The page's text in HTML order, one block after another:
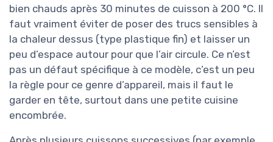
bien chauds après 30 minutes de cuisson à 200 °C. Il
faut vraiment éviter de poser des trucs sensibles à
la chaleur dessus (type plastique fin) et laisser un
peu d’espace autour pour que l’air circule. Ce n’est
pas un défaut spécifique à ce modèle, c’est un peu
la règle pour ce genre d’appareil, mais il faut le
garder en tête, surtout dans une petite cuisine
encombrée.